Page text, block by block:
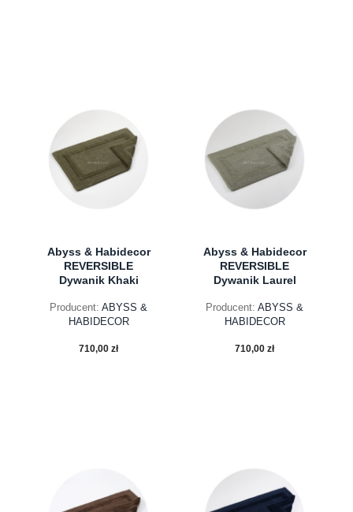
do koszyka do koszyka
Abyss & Habidecor
REVERSIBLE
Dywanik Khaki
Producent: ABYSS &
HABIDECOR
710,00 zł
Abyss & Habidecor
REVERSIBLE
Dywanik Laurel
Producent: ABYSS &
HABIDECOR
710,00 zł
do koszyka